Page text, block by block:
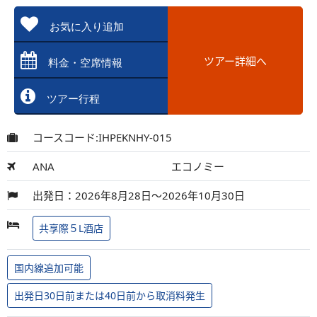
お気に入り追加
料金・空席情報
ツアー行程
ツアー詳細へ
コースコード:IHPEKNHY-015
ANA エコノミー
出発日：2026年8月28日～2026年10月30日
共享際５L酒店
国内線追加可能
出発日30日前または40日前から取消料発生